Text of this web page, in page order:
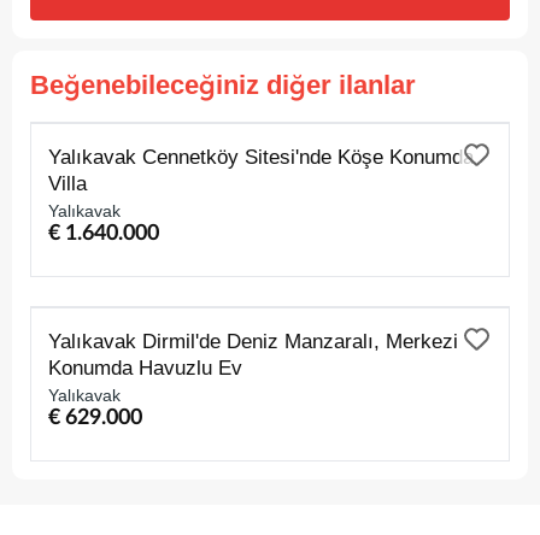
Beğenebileceğiniz diğer ilanlar
SATILIK
Yalıkavak Cennetköy Sitesi'nde Köşe Konumda
Villa
Yalıkavak
€ 1.640.000
SATILIK
Yalıkavak Dirmil'de Deniz Manzaralı, Merkezi
Konumda Havuzlu Ev
Yalıkavak
€ 629.000